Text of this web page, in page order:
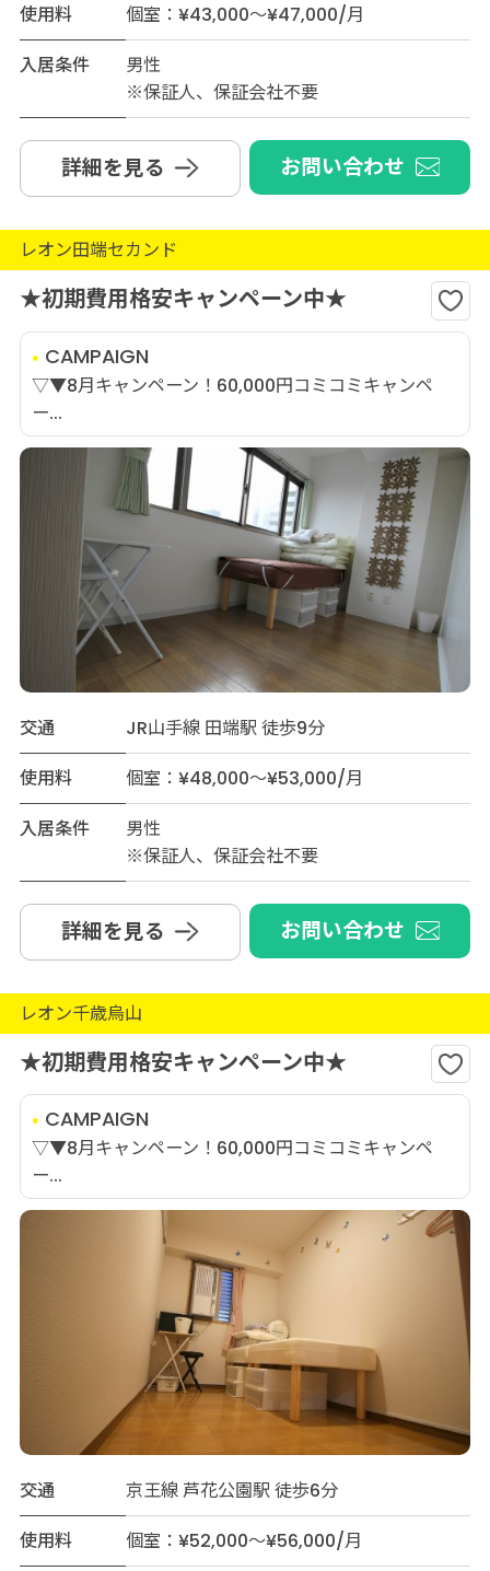
使用料
個室：¥43,000～¥47,000/月
入居条件
男性
※保証人、保証会社不要
詳細を見る お問い合わせ
レオン田端セカンド
★初期費用格安キャンペーン中★
CAMPAIGN
▽▼8月キャンペーン！60,000円コミコミキャンペ
ー...
交通
JR山手線 田端駅 徒歩9分
使用料
個室：¥48,000～¥53,000/月
入居条件
男性
※保証人、保証会社不要
詳細を見る お問い合わせ
レオン千歳烏山
★初期費用格安キャンペーン中★
CAMPAIGN
▽▼8月キャンペーン！60,000円コミコミキャンペ
ー...
交通
京王線 芦花公園駅 徒歩6分
使用料
個室：¥52,000～¥56,000/月